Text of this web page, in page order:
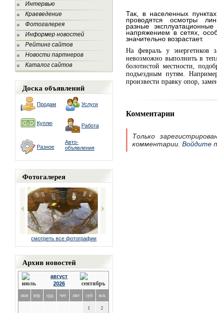
Интервью
Краеведение
Фотогалерея
Информер новостей
Рейтинг сайтов
Новости партнеров
Каталог сайтов
Доска объявлений
Продам Услуги
Куплю Работа
Разное
Авто-
объявления
Фотогалерея
смотреть все фотографии
Архив новостей
август
2026
пон втр срд чет пят суб вск
1 2
Так, в населенных
проводятся осмотры
разные
напряжением в сетях,
значительно возрастает.
На февраль у энергетиков
невозможно выполнить в
болотистой местности,
подъездным путям.
произвести правку опор,
Комментарии
Только
комментарии. Войдите